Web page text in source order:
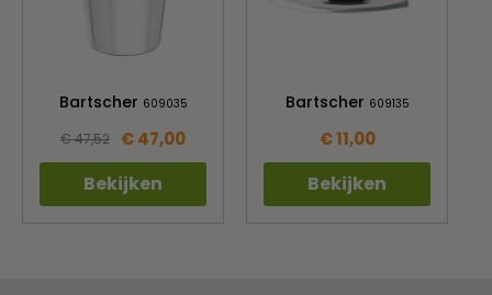
Bartscher 609035
€ 47,52 € 47,00
Bekijken
Bartscher 609135
€ 11,00
Bekijken